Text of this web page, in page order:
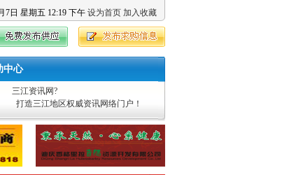
7日 星期五 12:19 下午 设为首页 加入收藏
中心
三江资讯网?
打造三江地区权威资讯网络门户！